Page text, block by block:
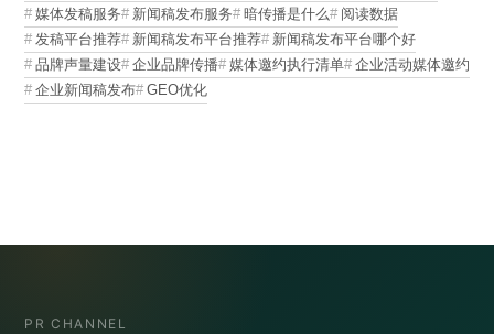
媒体发稿服务
新闻稿发布服务 暗传播是什么
阅读数据
发稿平台推荐
新闻稿发布平台推荐
新闻稿发布平台哪个好
品牌声量建设
企业品牌传播 媒体邀约执行清单
企业活动媒体邀约
企业新闻稿发布
GEO优化
PR CHANNEL